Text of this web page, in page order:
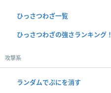
ひっさつわざ一覧
ひっさつわざの強さランキング！
攻撃系
ランダムでぷにを消す